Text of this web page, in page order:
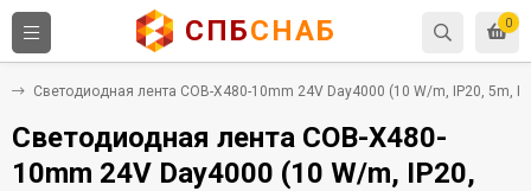
0
СПБСНАБ
Светодиодная лента COB-X480-10mm 24V Day4000 (10 W/m, IP20, 5m,
Светодиодная лента COB-X480-
10mm 24V Day4000 (10 W/m, IP20,